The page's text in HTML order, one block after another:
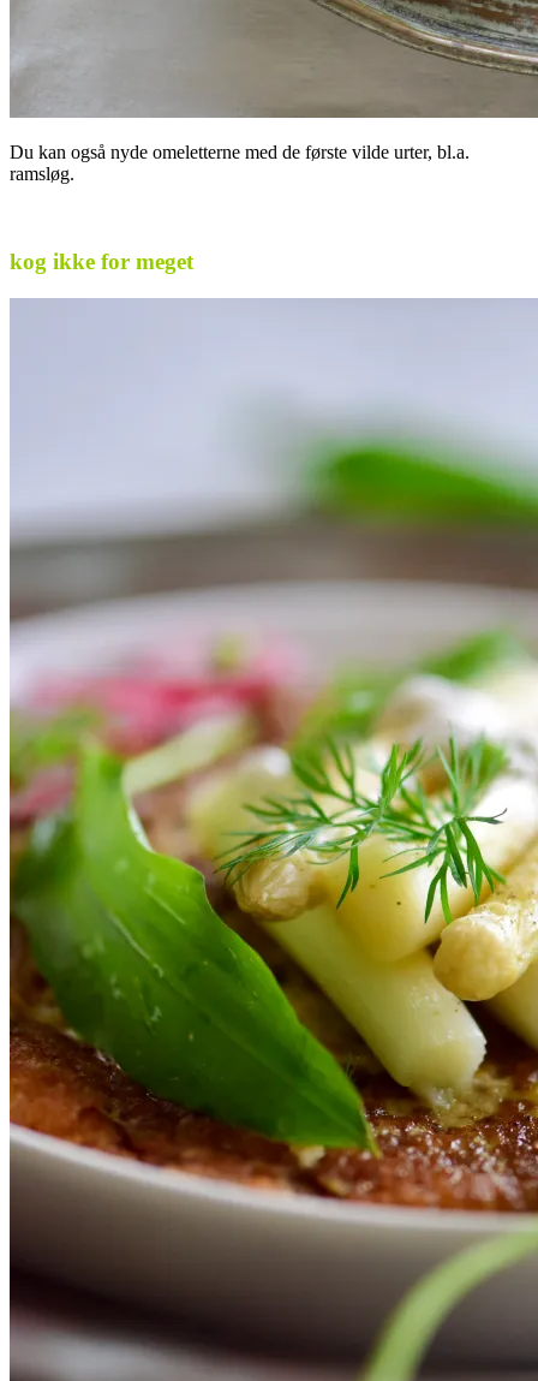
Du kan også nyde omeletterne med de første vilde urter, bl.a.
ramsløg.
kog ikke for meget